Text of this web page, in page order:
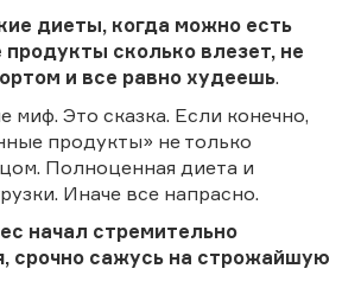
диеты, когда можно есть
сколько влезет, не
и все равно худеешь.
миф. Это сказка. Если конечно,
продукты» не только
Полноценная диета и
Иначе все напрасно.
начал стремительно
срочно сажусь на строжайшую